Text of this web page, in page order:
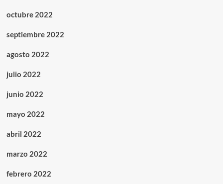
octubre 2022
septiembre 2022
agosto 2022
julio 2022
junio 2022
mayo 2022
abril 2022
marzo 2022
febrero 2022